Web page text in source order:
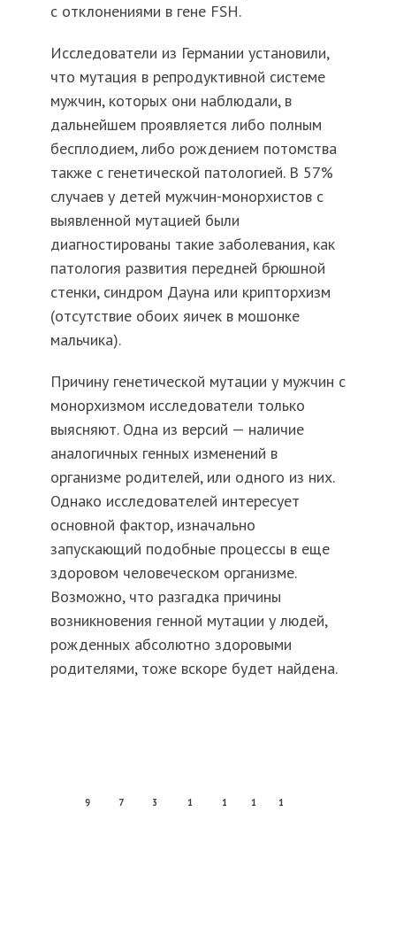
с отклонениями в гене FSH.
Исследователи из Германии установили,
что мутация в репродуктивной системе
мужчин, которых они наблюдали, в
дальнейшем проявляется либо полным
бесплодием, либо рождением потомства
также с генетической патологией. В 57%
случаев у детей мужчин-монорхистов с
выявленной мутацией были
диагностированы такие заболевания, как
патология развития передней брюшной
стенки, синдром Дауна или крипторхизм
(отсутствие обоих яичек в мошонке
мальчика).
Причину генетической мутации у мужчин с
монорхизмом исследователи только
выясняют. Одна из версий — наличие
аналогичных генных изменений в
организме родителей, или одного из них.
Однако исследователей интересует
основной фактор, изначально
запускающий подобные процессы в еще
здоровом человеческом организме.
Возможно, что разгадка причины
возникновения генной мутации у людей,
рожденных абсолютно здоровыми
родителями, тоже вскоре будет найдена.
9 7 3 1 1 1 1